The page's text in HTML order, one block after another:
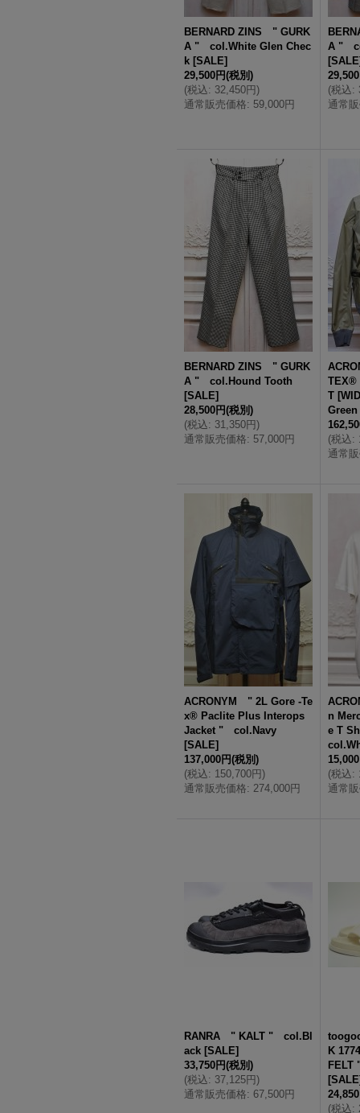
BERNARD ZINS " GURK
A " col.White Glen Chec
k [SALE]
29,500円(税別)
(税込: 32,450円)
通常販売価格: 59,000円
A "
[SALE
(税込:
通常
BERNARD ZINS " GURK
A " col.Hound Tooth
[SALE]
28,500円(税別)
(税込: 31,350円)
通常販売価格: 57,000円
TEX®
T
Green
(税込:
通常
ACRONYM " 2L Gore -Te
x® Paclite Plus Interops
Jacket " col.Navy
[SALE]
137,000円(税別)
(税込: 150,700円)
通常販売価格: 274,000円
n
e T
(税込:
通常
RANRA " KALT " col.Bl
ack [SALE]
33,750円(税別)
(税込: 37,125円)
通常販売価格: 67,500円
K
[SALE
(税込: